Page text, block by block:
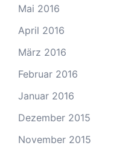
Mai 2016
April 2016
März 2016
Februar 2016
Januar 2016
Dezember 2015
November 2015